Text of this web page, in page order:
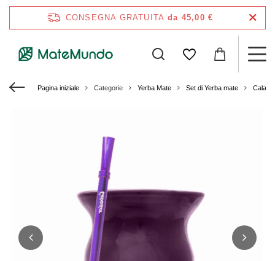
CONSEGNA GRATUITA da 45,00 €
Pagina iniziale Categorie Yerba Mate Set di Yerba mate